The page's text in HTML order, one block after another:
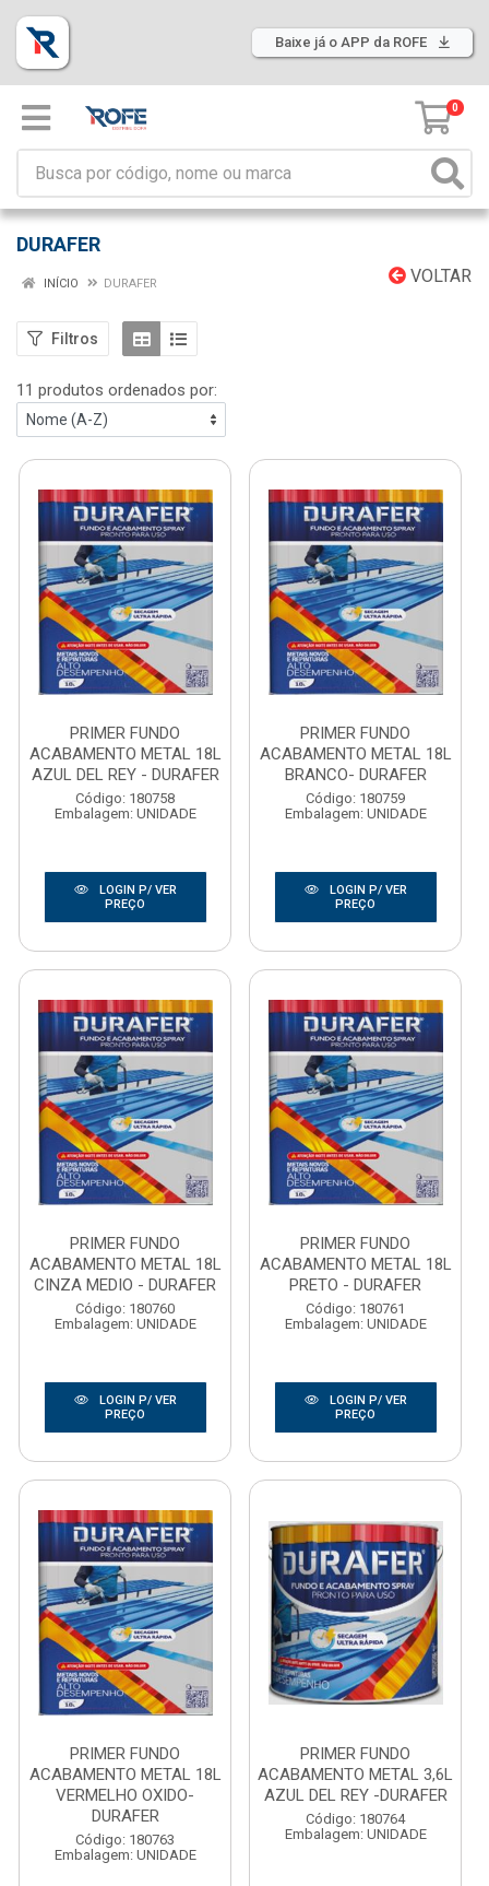
Baixe já o APP da ROFE
0
DURAFER
VOLTAR
INÍCIO DURAFER
Filtros
11 produtos ordenados por:
PRIMER FUNDO
ACABAMENTO METAL 18L
AZUL DEL REY - DURAFER
Código: 180758
Embalagem: UNIDADE
LOGIN P/ VER
PREÇO
PRIMER FUNDO
ACABAMENTO METAL 18L
BRANCO- DURAFER
Código: 180759
Embalagem: UNIDADE
LOGIN P/ VER
PREÇO
PRIMER FUNDO
ACABAMENTO METAL 18L
CINZA MEDIO - DURAFER
Código: 180760
Embalagem: UNIDADE
LOGIN P/ VER
PREÇO
PRIMER FUNDO
ACABAMENTO METAL 18L
PRETO - DURAFER
Código: 180761
Embalagem: UNIDADE
LOGIN P/ VER
PREÇO
PRIMER FUNDO
ACABAMENTO METAL 18L
VERMELHO OXIDO-
DURAFER
Código: 180763
Embalagem: UNIDADE
PRIMER FUNDO
ACABAMENTO METAL 3,6L
AZUL DEL REY -DURAFER
Código: 180764
Embalagem: UNIDADE